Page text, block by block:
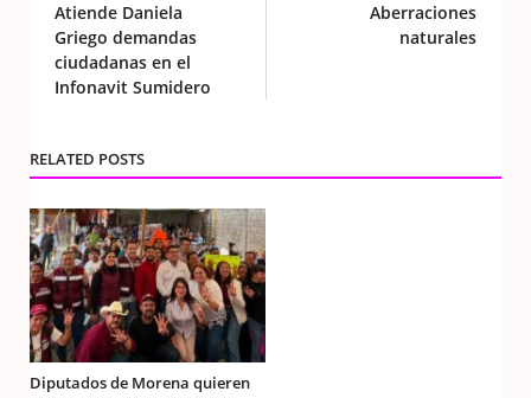
Atiende Daniela
Griego demandas
ciudadanas en el
Infonavit Sumidero
Aberraciones
naturales
RELATED POSTS
Diputados de Morena quieren